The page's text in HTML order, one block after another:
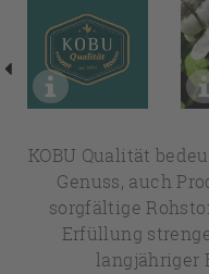
KOBU Qualität
Genuss, auch
sorgfältige
Erfüllung
langjähriger